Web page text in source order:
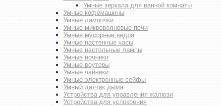
Умные зеркала для ванной комнаты
Умные кофемашины
Умные лампочки
Умные микроволновые печи
Умные мусорные ведра
Умные настенные часы
Умные настольные лампы
Умные ночники
Умные роутеры
Умные чайники
Умные электронные сейфы
Умный датчик дыма
Устройства для управления жалюзи
Устройства для успокоения